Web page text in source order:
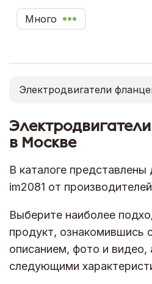
Много
Электродвигатели
в Москве
В каталоге представлены
im2081 от
Выберите наиболее
продукт, ознакомившись
описанием, фото и видео,
следующими